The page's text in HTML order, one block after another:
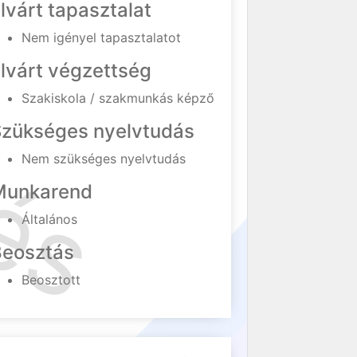
tapasztalat
Nem igényel tapasztalatot
végzettség
Szakiskola / szakmunkás képző
nyelvtudás
Nem szükséges nyelvtudás
Általános
Beosztott